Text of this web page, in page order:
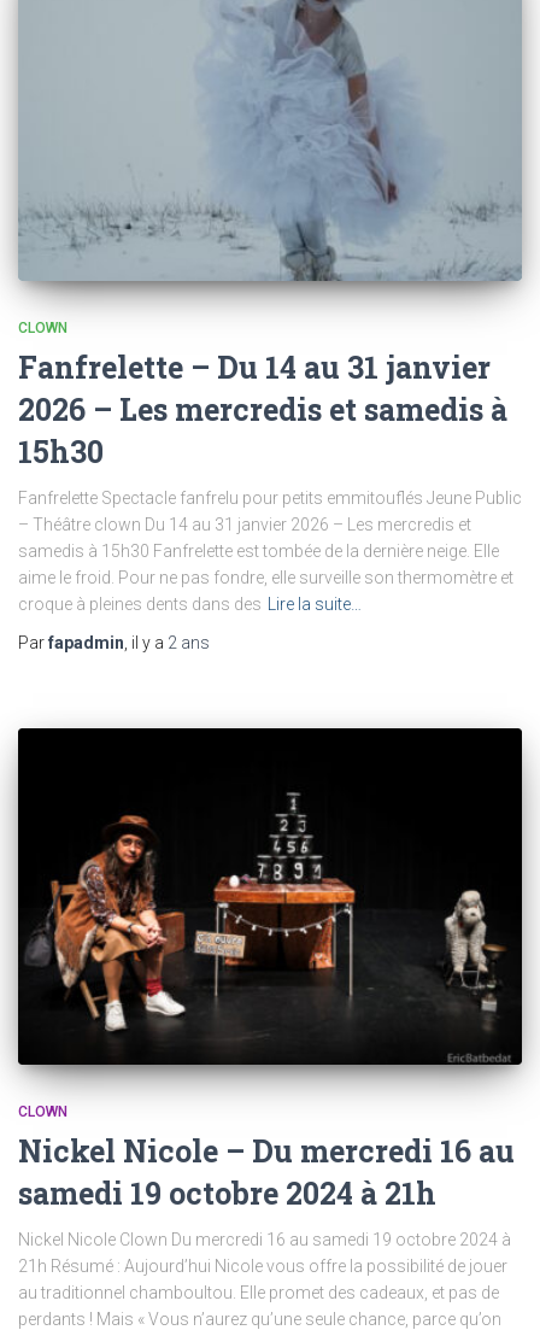
CLOWN
Fanfrelette – Du 14 au 31 janvier
2026 – Les mercredis et samedis à
15h30
Fanfrelette Spectacle fanfrelu pour petits emmitouflés Jeune Public
– Théâtre clown Du 14 au 31 janvier 2026 – Les mercredis et
samedis à 15h30 Fanfrelette est tombée de la dernière neige. Elle
aime le froid. Pour ne pas fondre, elle surveille son thermomètre et
croque à pleines dents dans des
Lire la suite…
Parfapadmin , il y a 2 ans
CLOWN
Nickel Nicole – Du mercredi 16 au
samedi 19 octobre 2024 à 21h
Nickel Nicole Clown Du mercredi 16 au samedi 19 octobre 2024 à
21h Résumé : Aujourd’hui Nicole vous offre la possibilité de jouer
au traditionnel chamboultou. Elle promet des cadeaux, et pas de
perdants ! Mais « Vous n’aurez qu’une seule chance, parce qu’on